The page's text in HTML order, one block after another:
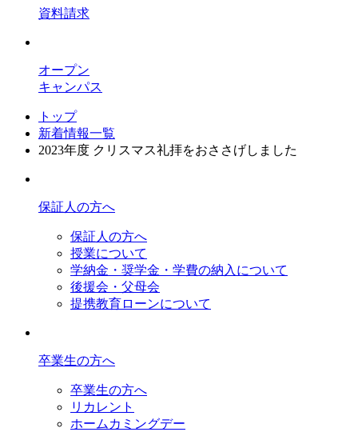
資料請求
オープン
キャンパス
トップ
新着情報一覧
2023年度 クリスマス礼拝をおささげしました
保証人の方へ
保証人の方へ
授業について
学納金・奨学金・学費の納入について
後援会・父母会
提携教育ローンについて
卒業生の方へ
卒業生の方へ
リカレント
ホームカミングデー